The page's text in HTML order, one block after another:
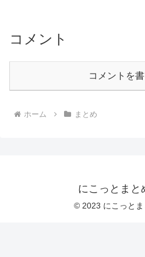
コメント
コメントを
ホーム まとめ
にこっとまと
© 2023 にこっとま